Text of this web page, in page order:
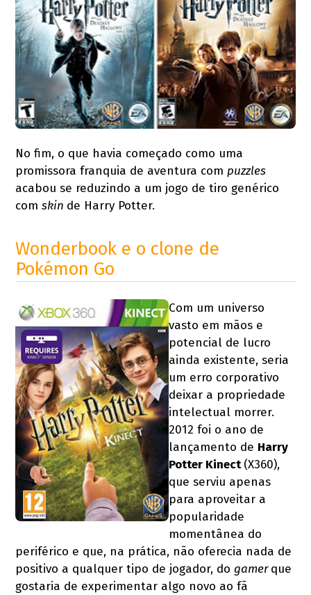
No fim, o que havia começado como uma
promissora franquia de aventura com puzzles
acabou se reduzindo a um jogo de tiro genérico
comskin de Harry Potter.
Wonderbook e o clone de
Pokémon Go
Com um universo
vasto em mãos e
potencial de lucro
ainda existente, seria
um erro corporativo
deixar a propriedade
intelectual morrer.
2012 foi o ano de
lançamento de Harry
Potter Kinect(X360),
que serviu apenas
para aproveitar a
popularidade
momentânea do
periférico e que, na prática, não oferecia nada de
positivo a qualquer tipo de jogador, dogamerque
gostaria de experimentar algo novo ao fã